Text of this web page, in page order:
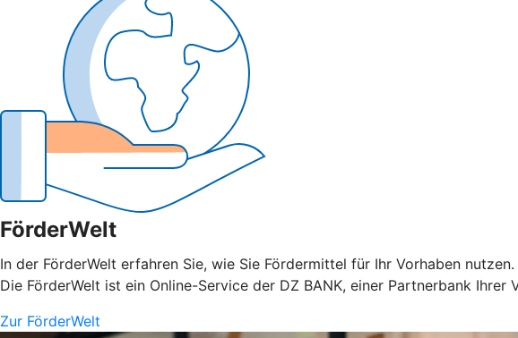
FörderWelt
In der FörderWelt erfahren Sie, wie Sie Fördermittel für Ihr Vorhaben
Die FörderWelt ist ein Online-Service der DZ BANK, einer Partnerbank Ihrer
Zur FörderWelt